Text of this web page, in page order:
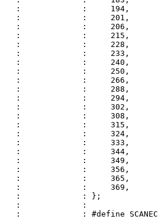
:             :     194,
:             :     201,
:             :     206,
:             :     215,
:             :     228,
:             :     233,
:             :     240,
:             :     250,
:             :     266,
:             :     288,
:             :     294,
:             :     302,
:             :     308,
:             :     315,
:             :     324,
:             :     333,
:             :     344,
:             :     349,
:             :     356,
:             :     365,
:             :     369,
:             : };
:             :
:             : #define